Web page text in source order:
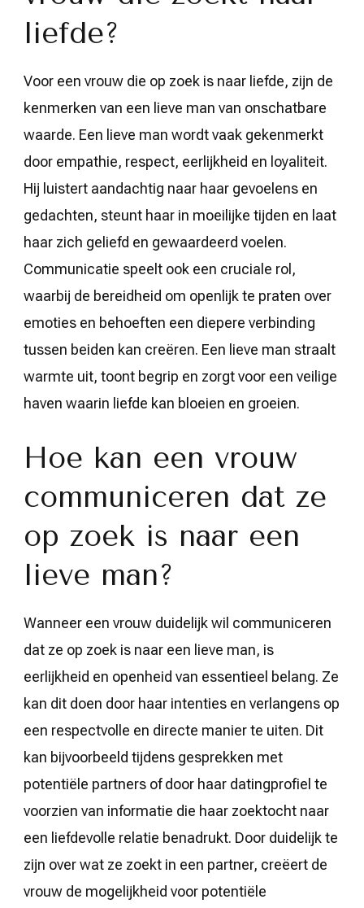
liefde?
Voor een vrouw die op zoek is naar liefde, zijn de
kenmerken van een lieve man van onschatbare
waarde. Een lieve man wordt vaak gekenmerkt
door empathie, respect, eerlijkheid en loyaliteit.
Hij luistert aandachtig naar haar gevoelens en
gedachten, steunt haar in moeilijke tijden en laat
haar zich geliefd en gewaardeerd voelen.
Communicatie speelt ook een cruciale rol,
waarbij de bereidheid om openlijk te praten over
emoties en behoeften een diepere verbinding
tussen beiden kan creëren. Een lieve man straalt
warmte uit, toont begrip en zorgt voor een veilige
haven waarin liefde kan bloeien en groeien.
Hoe kan een vrouw
communiceren dat ze
op zoek is naar een
lieve man?
Wanneer een vrouw duidelijk wil communiceren
dat ze op zoek is naar een lieve man, is
eerlijkheid en openheid van essentieel belang. Ze
kan dit doen door haar intenties en verlangens op
een respectvolle en directe manier te uiten. Dit
kan bijvoorbeeld tijdens gesprekken met
potentiële partners of door haar datingprofiel te
voorzien van informatie die haar zoektocht naar
een liefdevolle relatie benadrukt. Door duidelijk te
zijn over wat ze zoekt in een partner, creëert de
vrouw de mogelijkheid voor potentiële